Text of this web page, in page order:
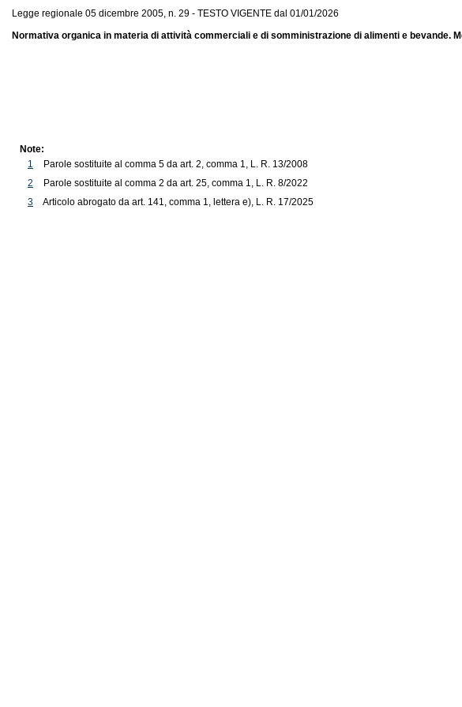
Legge regionale 05 dicembre 2005, n. 29 - TESTO VIGENTE dal 01/01/2026
Normativa organica in materia di attività commerciali e di somministrazione di alimenti e bevande.
Note:
1
Parole sostituite al comma 5 da art. 2, comma 1, L. R. 13/2008
2
Parole sostituite al comma 2 da art. 25, comma 1, L. R. 8/2022
3
Articolo abrogato da art. 141, comma 1, lettera e), L. R. 17/2025